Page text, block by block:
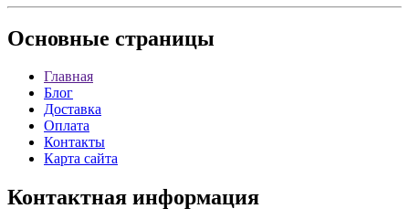
Основные страницы
Главная
Блог
Доставка
Оплата
Контакты
Карта сайта
Контактная информация